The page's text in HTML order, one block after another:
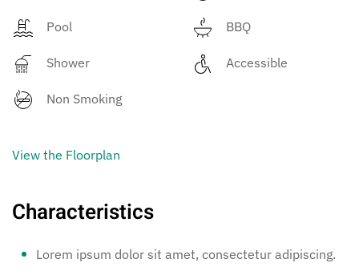
Pool BBQ
Shower Accessible
Non Smoking
View the Floorplan
Characteristics
Lorem ipsum dolor sit amet, consectetur adipiscing.